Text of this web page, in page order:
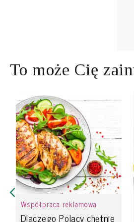
To może Cię
Współpraca reklamowa
Dlaczego Polacy chętnie